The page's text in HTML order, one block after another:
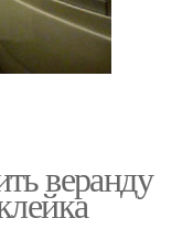
веранду